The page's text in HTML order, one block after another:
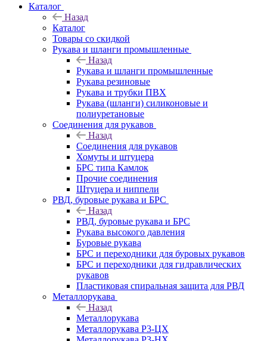
Каталог
Назад
Каталог
Товары со скидкой
Рукава и шланги промышленные
Назад
Рукава и шланги промышленные
Рукава резиновые
Рукава и трубки ПВХ
Рукава (шланги) силиконовые и
полиуретановые
Соединения для рукавов
Назад
Соединения для рукавов
Хомуты и штуцера
БРС типа Камлок
Прочие соединения
Штуцера и ниппели
РВД, буровые рукава и БРС
Назад
РВД, буровые рукава и БРС
Рукава высокого давления
Буровые рукава
БРС и переходники для буровых рукавов
БРС и переходники для гидравлических
рукавов
Пластиковая спиральная защита для РВД
Металлорукава
Назад
Металлорукава
Металлорукава Р3-ЦХ